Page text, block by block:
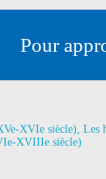
Pour
XVIe siècle), Les
XVIIIe siècle)